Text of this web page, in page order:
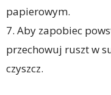
papierowym.
7. Aby zapobiec
przechowuj ruszt w
czyszcz.